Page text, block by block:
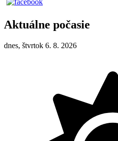
Aktuálne počasie
dnes, štvrtok 6. 8. 2026